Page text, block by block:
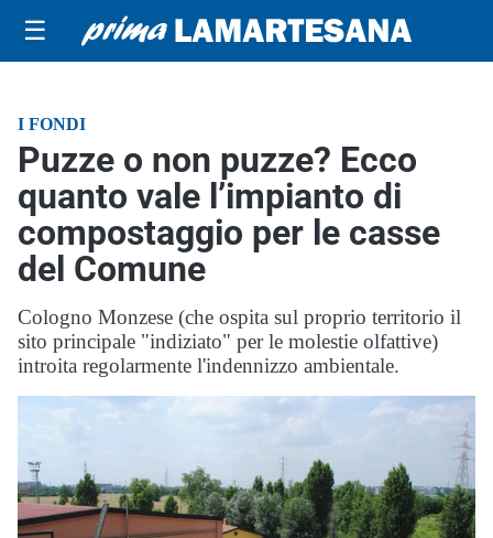
☰
I FONDI
Puzze o non puzze? Ecco
quanto vale l’impianto di
compostaggio per le casse
del Comune
Cologno Monzese (che ospita sul proprio territorio il
sito principale "indiziato" per le molestie olfattive)
introita regolarmente l'indennizzo ambientale.